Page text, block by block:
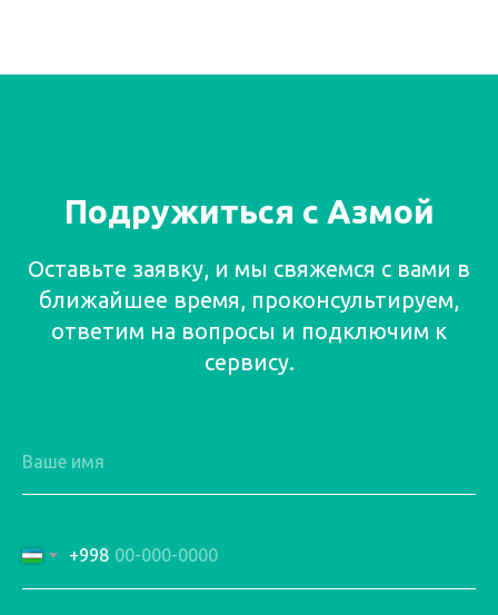
Подружиться с Азмой
Оставьте заявку, и мы свяжемся с вами в
ближайшее время, проконсультируем,
ответим на вопросы и подключим к
сервису.
+998